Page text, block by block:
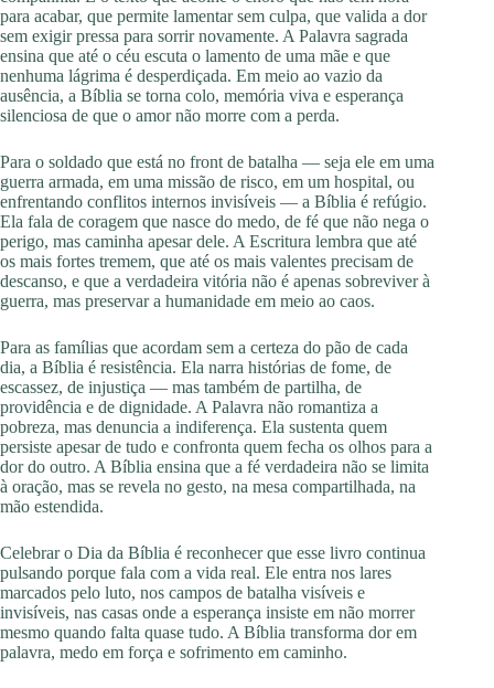
para acabar, que permite lamentar sem culpa, que valida a dor
sem exigir pressa para sorrir novamente. A Palavra sagrada
ensina que até o céu escuta o lamento de uma mãe e que
nenhuma lágrima é desperdiçada. Em meio ao vazio da
ausência, a Bíblia se torna colo, memória viva e esperança
silenciosa de que o amor não morre com a perda.
Para o soldado que está no front de batalha — seja ele em uma
guerra armada, em uma missão de risco, em um hospital, ou
enfrentando conflitos internos invisíveis — a Bíblia é refúgio.
Ela fala de coragem que nasce do medo, de fé que não nega o
perigo, mas caminha apesar dele. A Escritura lembra que até
os mais fortes tremem, que até os mais valentes precisam de
descanso, e que a verdadeira vitória não é apenas sobreviver à
guerra, mas preservar a humanidade em meio ao caos.
Para as famílias que acordam sem a certeza do pão de cada
dia, a Bíblia é resistência. Ela narra histórias de fome, de
escassez, de injustiça — mas também de partilha, de
providência e de dignidade. A Palavra não romantiza a
pobreza, mas denuncia a indiferença. Ela sustenta quem
persiste apesar de tudo e confronta quem fecha os olhos para a
dor do outro. A Bíblia ensina que a fé verdadeira não se limita
à oração, mas se revela no gesto, na mesa compartilhada, na
mão estendida.
Celebrar o Dia da Bíblia é reconhecer que esse livro continua
pulsando porque fala com a vida real. Ele entra nos lares
marcados pelo luto, nos campos de batalha visíveis e
invisíveis, nas casas onde a esperança insiste em não morrer
mesmo quando falta quase tudo. A Bíblia transforma dor em
palavra, medo em força e sofrimento em caminho.